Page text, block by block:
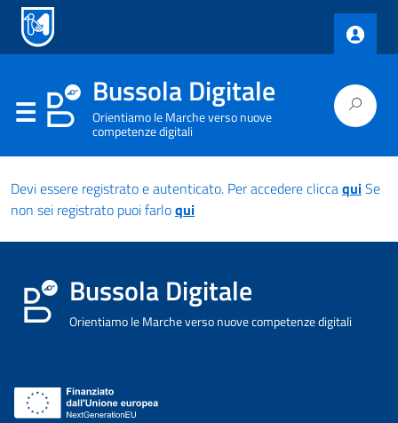
Bussola Digitale
Orientiamo le Marche verso nuove
competenze digitali
Devi essere registrato e autenticato. Per accedere cliccaquiSe
non sei registrato puoi farloqui
Bussola Digitale
Orientiamo le Marche verso nuove competenze digitali